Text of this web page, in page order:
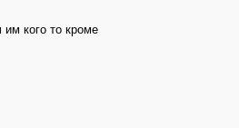
им кого то кроме